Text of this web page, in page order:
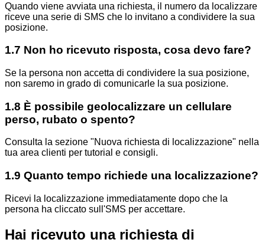
Quando viene avviata una richiesta, il numero da localizzare
riceve una serie di SMS che lo invitano a condividere la sua
posizione.
1.7 Non ho ricevuto risposta, cosa devo fare?
Se la persona non accetta di condividere la sua posizione,
non saremo in grado di comunicarle la sua posizione.
1.8 È possibile geolocalizzare un cellulare
perso, rubato o spento?
Consulta la sezione "Nuova richiesta di localizzazione" nella
tua area clienti per tutorial e consigli.
1.9 Quanto tempo richiede una localizzazione?
Ricevi la localizzazione immediatamente dopo che la
persona ha cliccato sull'SMS per accettare.
Hai ricevuto una richiesta di